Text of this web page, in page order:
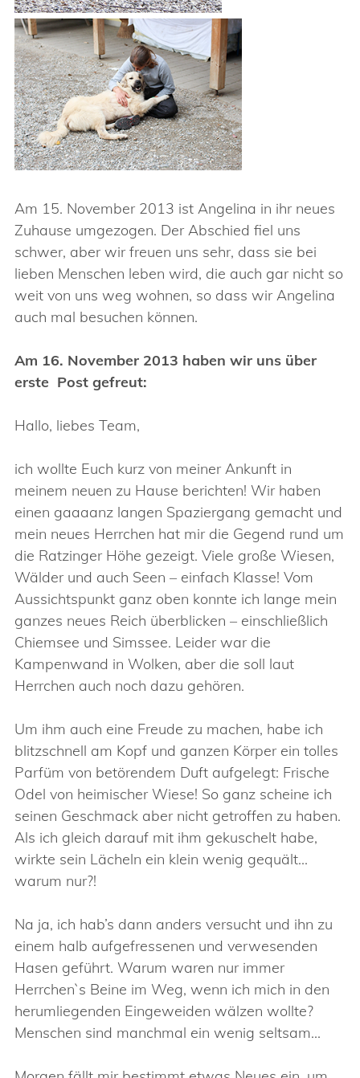
Am 15. November 2013 ist Angelina in ihr neues
Zuhause umgezogen. Der Abschied fiel uns
schwer, aber wir freuen uns sehr, dass sie bei
lieben Menschen leben wird, die auch gar nicht so
weit von uns weg wohnen, so dass wir Angelina
auch mal besuchen können.
Am 16. November 2013 haben wir uns über
erste Post gefreut:
Hallo, liebes Team,
ich wollte Euch kurz von meiner Ankunft in
meinem neuen zu Hause berichten! Wir haben
einen gaaaanz langen Spaziergang gemacht und
mein neues Herrchen hat mir die Gegend rund um
die Ratzinger Höhe gezeigt. Viele große Wiesen,
Wälder und auch Seen – einfach Klasse! Vom
Aussichtspunkt ganz oben konnte ich lange mein
ganzes neues Reich überblicken – einschließlich
Chiemsee und Simssee. Leider war die
Kampenwand in Wolken, aber die soll laut
Herrchen auch noch dazu gehören.
Um ihm auch eine Freude zu machen, habe ich
blitzschnell am Kopf und ganzen Körper ein tolles
Parfüm von betörendem Duft aufgelegt: Frische
Odel von heimischer Wiese! So ganz scheine ich
seinen Geschmack aber nicht getroffen zu haben.
Als ich gleich darauf mit ihm gekuschelt habe,
wirkte sein Lächeln ein klein wenig gequält…
warum nur?!
Na ja, ich hab’s dann anders versucht und ihn zu
einem halb aufgefressenen und verwesenden
Hasen geführt. Warum waren nur immer
Herrchen`s Beine im Weg, wenn ich mich in den
herumliegenden Eingeweiden wälzen wollte?
Menschen sind manchmal ein wenig seltsam…